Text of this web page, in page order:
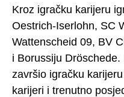
Kroz igračku karijeru
Oestrich-Iserlohn, SC
Wattenscheid 09, BV
i Borussiju
završio igračku
karijeri i trenutno